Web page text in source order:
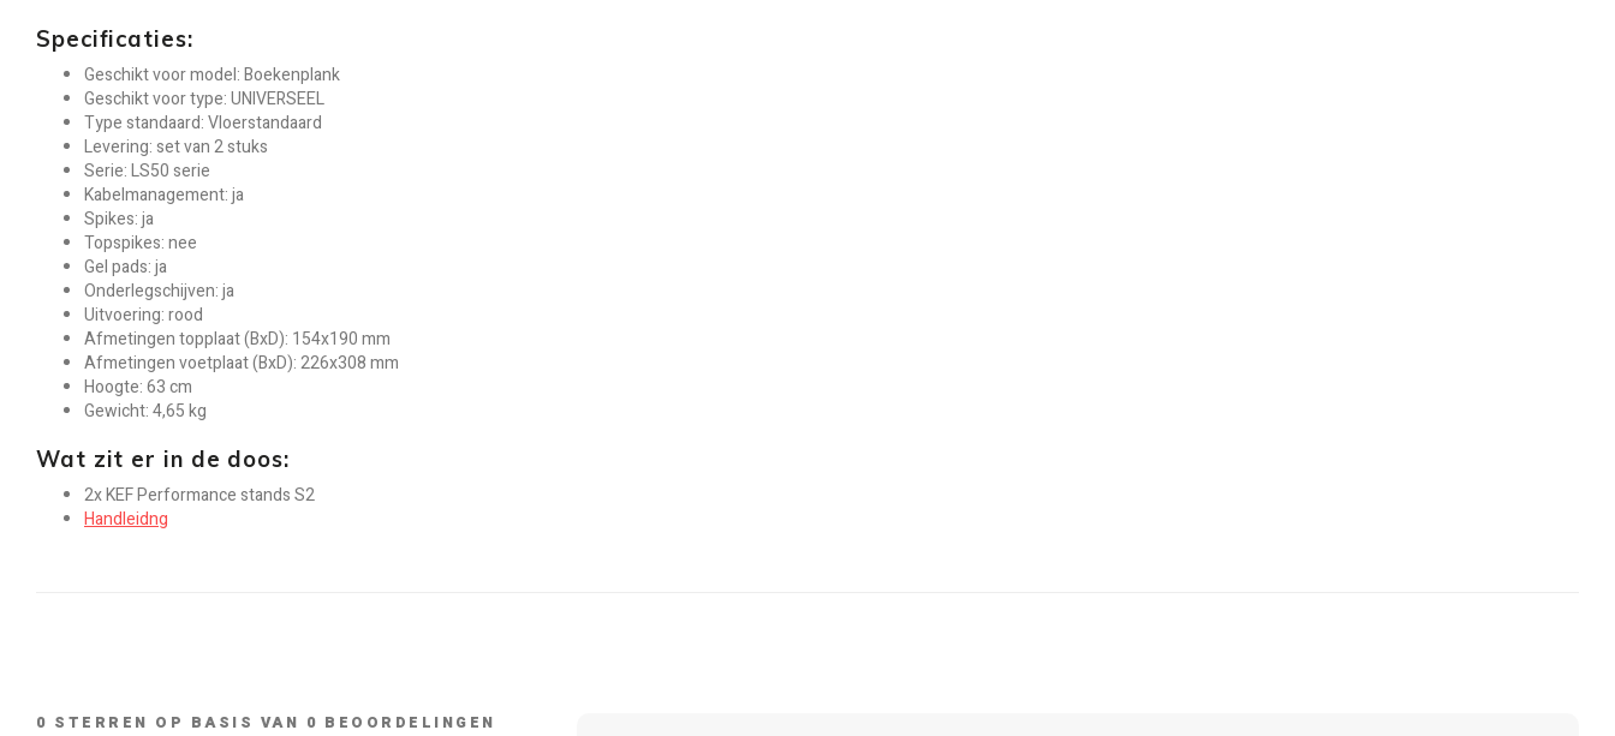
Specificaties:
Geschikt voor model: Boekenplank
Geschikt voor type: UNIVERSEEL
Type standaard: Vloerstandaard
Levering: set van 2 stuks
Serie: LS50 serie
Kabelmanagement: ja
Spikes: ja
Topspikes: nee
Gel pads: ja
Onderlegschijven: ja
Uitvoering: rood
Afmetingen topplaat (BxD): 154x190 mm
Afmetingen voetplaat (BxD): 226x308 mm
Hoogte: 63 cm
Gewicht: 4,65 kg
Wat zit er in de doos:
2x KEF Performance stands S2
Handleidng
0 STERREN OP BASIS VAN 0 BEOORDELINGEN